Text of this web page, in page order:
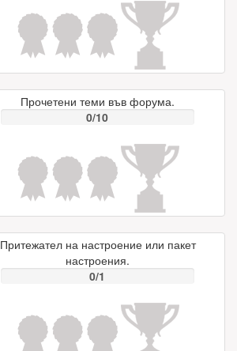
Прочетени теми във форума.
0/10
Притежател на настроение или пакет
настроения.
0/1